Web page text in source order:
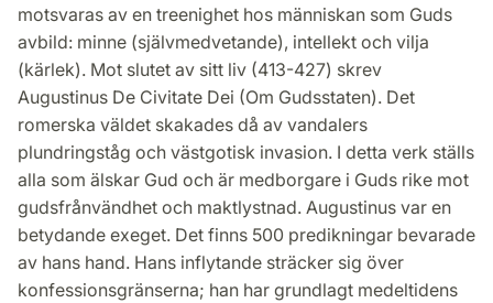
motsvaras av en treenighet hos människan som Guds
avbild: minne (självmedvetande), intellekt och vilja
(kärlek). Mot slutet av sitt liv (413-427) skrev
Augustinus De Civitate Dei (Om Gudsstaten). Det
romerska väldet skakades då av vandalers
plundringståg och västgotisk invasion. I detta verk ställs
alla som älskar Gud och är medborgare i Guds rike mot
gudsfrånvändhet och maktlystnad. Augustinus var en
betydande exeget. Det finns 500 predikningar bevarade
av hans hand. Hans inflytande sträcker sig över
konfessionsgränserna; han har grundlagt medeltidens